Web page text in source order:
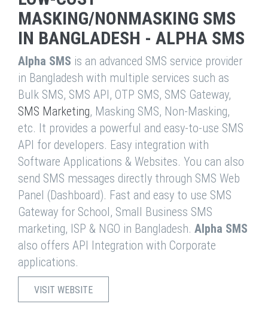
MASKING/NONMASKING SMS
IN BANGLADESH - ALPHA SMS
Alpha SMS is an advanced SMS service provider
in Bangladesh with multiple services such as
Bulk SMS, SMS API, OTP SMS, SMS Gateway,
SMS Marketing, Masking SMS, Non-Masking,
etc. It provides a powerful and easy-to-use SMS
API for developers. Easy integration with
Software Applications & Websites. You can also
send SMS messages directly through SMS Web
Panel (Dashboard). Fast and easy to use SMS
Gateway for School, Small Business SMS
marketing, ISP & NGO in Bangladesh. Alpha SMS
also offers API Integration with Corporate
applications.
VISIT WEBSITE